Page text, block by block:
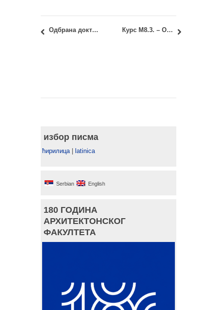
Одбрана докторске дисартације: Дарија Гајић, дипл.инж.арх. Курс М8.3. – Осветљење у архитектури: Предаја курикулума
избор писма
ћирилица| latinica
Serbian English
180 ГОДИНА
АРХИТЕКТОНСКОГ
ФАКУЛТЕТА